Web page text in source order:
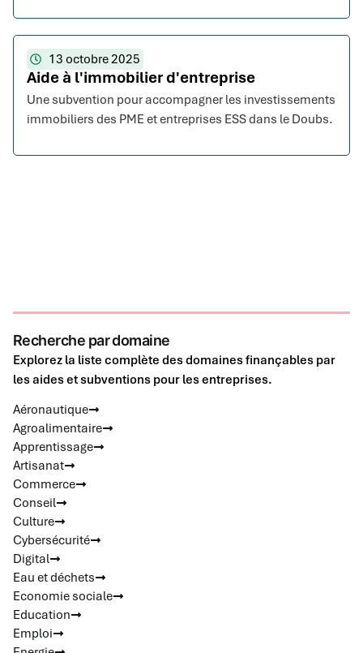
13 octobre 2025
Aide à l'immobilier d'entreprise
Une subvention pour accompagner les investissements
immobiliers des PME et entreprises ESS dans le Doubs.
Recherche par domaine
Explorez la liste complète des domaines finançables par
les aides et subventions pour les entreprises.
Aéronautique
Agroalimentaire
Apprentissage
Artisanat
Commerce
Conseil
Culture
Cybersécurité
Digital
Eau et déchets
Economie sociale
Education
Emploi